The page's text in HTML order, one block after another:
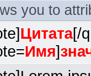
you to
Цитата[/
Имя]